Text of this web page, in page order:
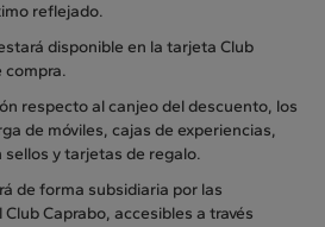
reflejado.
disponible en la tarjeta Club
compra.
respecto al canjeo del descuento, los
de móviles, cajas de experiencias,
y tarjetas de regalo.
de forma subsidiaria por las
Caprabo, accesibles a través